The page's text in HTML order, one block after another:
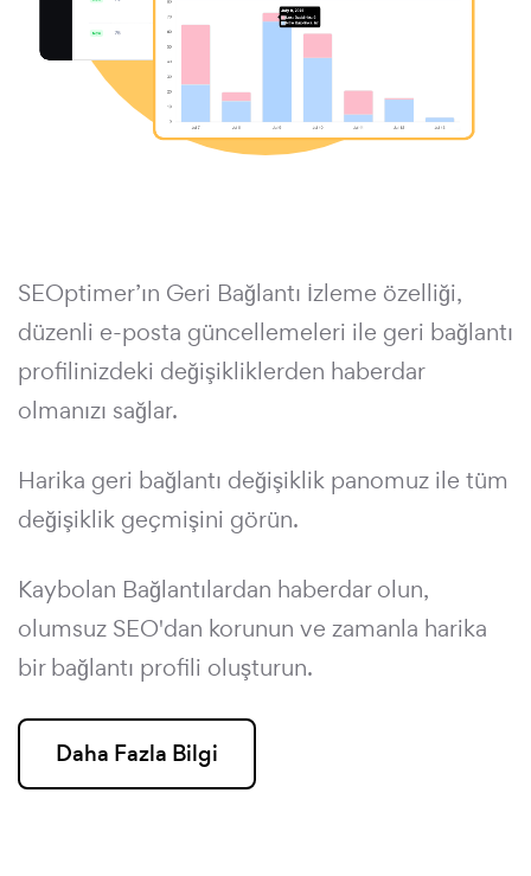
SEOptimer’ın Geri Bağlantı İzleme özelliği,
düzenli e-posta güncellemeleri ile geri bağlantı
profilinizdeki değişikliklerden haberdar
olmanızı sağlar.
Harika geri bağlantı değişiklik panomuz ile tüm
değişiklik geçmişini görün.
Kaybolan Bağlantılardan haberdar olun,
olumsuz SEO'dan korunun ve zamanla harika
bir bağlantı profili oluşturun.
Daha Fazla Bilgi